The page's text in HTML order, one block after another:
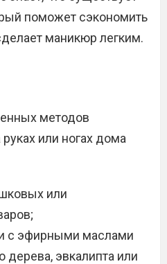
поможет сэкономить
маникюр легким.
методов
или ногах дома
или
с эфирными маслами
дерева, эвкалипта или